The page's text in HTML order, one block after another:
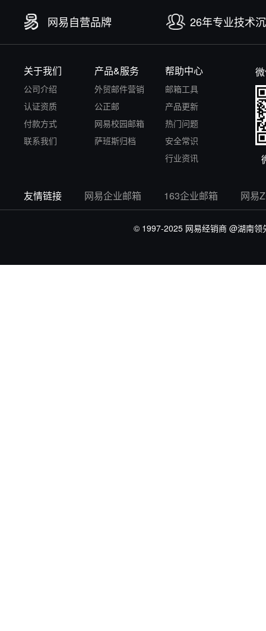
网易自营品牌 26年专业技术
关于我们
公司介绍
认证资质
付款方式
联系我们
产品&服务
外贸邮件营销
公正邮
网易校园邮箱
萨班斯归档
帮助中心
邮箱工具
产品更新
热门问题
安全常识
行业资讯
友情链接 网易企业邮箱 163企业邮箱 网易
© 1997-2025 网易经销商 @湖南领